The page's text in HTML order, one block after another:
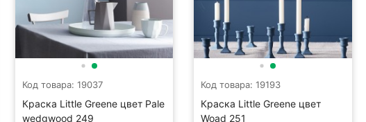
Код товара: 19037
Краска Little Greene цвет Pale
wedgwood 249
Код товара: 19193
Краска Little Greene цвет
Woad 251